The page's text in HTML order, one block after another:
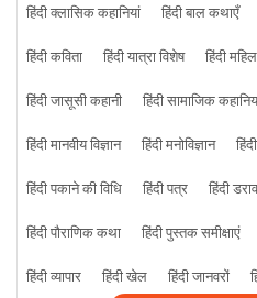
हिंदी क्लासिक कहानियां
हिंदी बाल कथाएँ
हिंदी कविता
हिंदी यात्रा विशेष हिंदी
हिंदी जासूसी कहानी
हिंदी सामाजिक
हिंदी मानवीय विज्ञान
हिंदी मनोविज्ञान
हिंदी पकाने की विधि
हिंदी पत्र हिंदी
हिंदी पौराणिक कथा
हिंदी पुस्तक समीक्षाएं
हिंदी व्यापार
हिंदी खेल हिंदी जानवरों